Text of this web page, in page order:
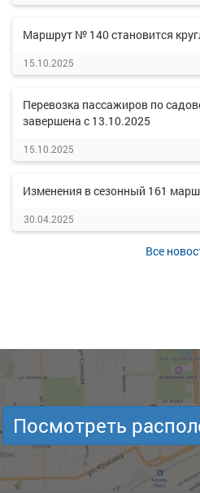
Маршрут № 140 становится
15.10.2025
Перевозка пассажиров по
завершена с 13.10.2025
15.10.2025
Изменения в сезонный 161
30.04.2025
Все
Посмотреть